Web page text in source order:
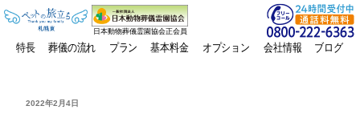
日本動物葬儀霊園協会正会員
特長 葬儀の流れ プラン 基本料金 オプション 会社情報 ブログ
投
2022年2月4日